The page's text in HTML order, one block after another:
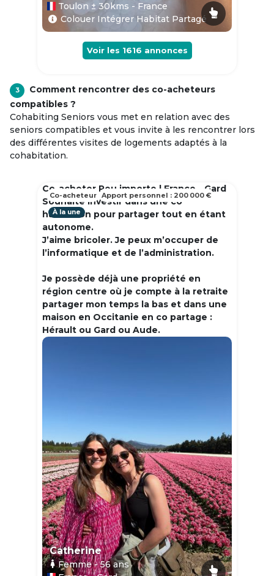
Toulon ± 30kms - France
Colouer Intégrer Habitat Partagé
Voir les 1616 annonces
3
Comment rencontrer des co-acheteurs
compatibles ?
Cohabiting Seniors vous met en relation avec des
seniors compatibles et vous invite à les rencontrer lors
des différentes visites de logements adaptés à la
cohabitation.
Co-acheter Peu importe | France - Gard
Souhaite investir dans une co
habitation pour partager tout en étant
autonome.
J’aime bricoler. Je peux m’occuper de
l’informatique et de l’administration.
Je possède déjà une propriété en
région centre où je compte à la retraite
partager mon temps la bas et dans une
maison en Occitanie en co partage :
Hérault ou Gard ou Aude.
À la une
Catherine
Femme- 56ans
Co-acheteur Apport personnel : 200 000 €